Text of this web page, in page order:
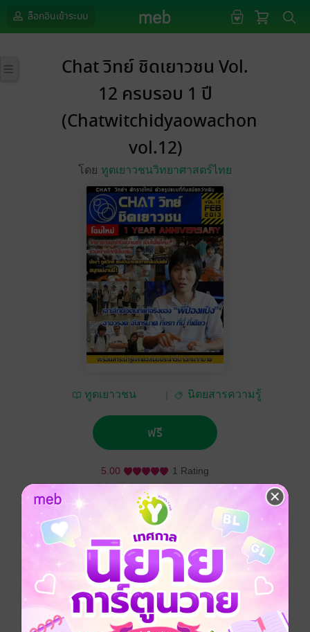
ล็อกอินเข้าระบบ
Chat วิทย์ ชิดเยาวชน Vol.
12 ครบรอบ 1 ปี
(Chatwitchidyaowachon
vol.12)
โดย ทูตเยาวชนวิทยาศาสตร์ไทย
ทูตเยาวชน
นิตยสารความรู้
ฟรี
5.00 1 Rating
ติดตาม
ครบรอบหนึ่งปี จัดหนัก จัดเต็มกับคอลัมน์เก่าใหม่ พร้อมกับ
สัมภาษณ์สุดพิเศษของ พี่ป๋องแป๊ง แฟนพันธ์แท้นัก
วิทยาศาสตร์เอกของโลก